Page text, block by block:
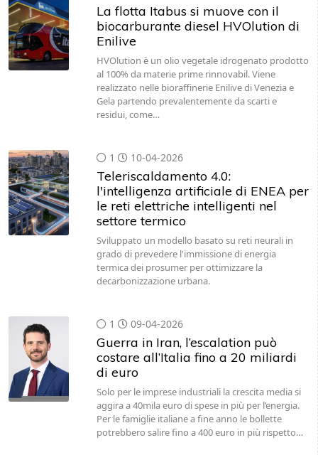
La flotta Itabus si muove con il
biocarburante diesel HVOlution di
Enilive
HVOlution è un olio vegetale idrogenato prodotto
al 100% da materie prime rinnovabil. Viene
realizzato nelle bioraffinerie Enilive di Venezia e
Gela partendo prevalentemente da scarti e
residui, come…
1 10-04-2026
Teleriscaldamento 4.0:
l'intelligenza artificiale di ENEA per
le reti elettriche intelligenti nel
settore termico
Sviluppato un modello basato su reti neurali in
grado di prevedere l'immissione di energia
termica dei prosumer per ottimizzare la
decarbonizzazione urbana.
1 09-04-2026
Guerra in Iran, l’escalation può
costare all’Italia fino a 20 miliardi
di euro
Solo per le imprese industriali la crescita media si
aggira a 40mila euro di spese in più per l’energia.
Per le famiglie italiane a fine anno le bollette
potrebbero salire fino a 400 euro in più rispetto…